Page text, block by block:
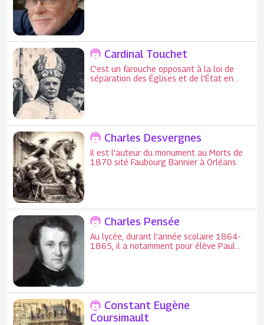
Cardinal Touchet
C'est un farouche opposant à la loi de
séparation des Églises et de l'État en
Charles Desvergnes
Il est l'auteur du monument au Morts de
1870 sité Faubourg Bannier à Orléans.
Charles Pensée
Au lycée, durant l'année scolaire 1864-
1865, il a notamment pour élève Paul
Constant Eugène
Coursimault